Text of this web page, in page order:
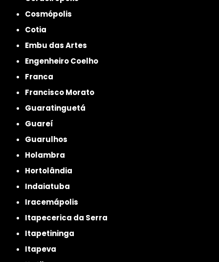
Cosmópolis
Cotia
Embu das Artes
Engenheiro Coelho
Franca
Francisco Morato
Guaratinguetá
Guareí
Guarulhos
Holambra
Hortolândia
Indaiatuba
Iracemápolis
Itapecerica da Serra
Itapetininga
Itapeva